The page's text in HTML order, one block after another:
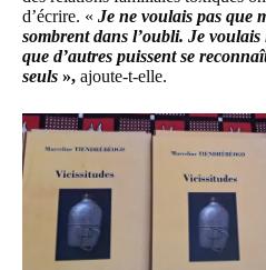
d’écrire. « Je ne voulais pas que
sombrent dans l’oubli. Je
que d’autres puissent se
seuls », ajoute-t-elle.